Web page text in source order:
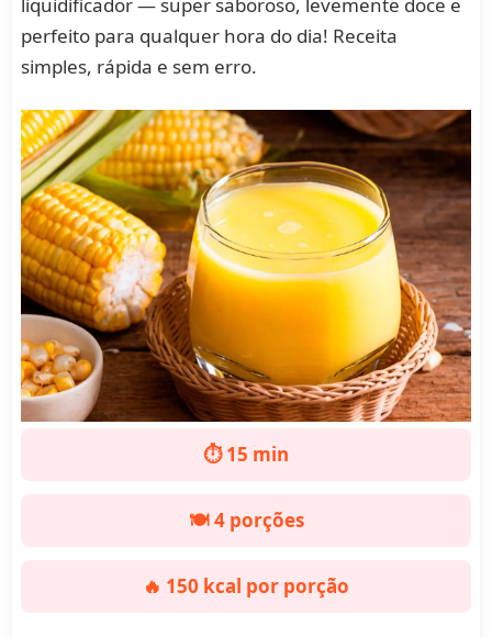
perfeito para qualquer hora do dia! Receita
simples, rápida e sem erro.
⏱️ 15 min
🍽️ 4 porções
🔥 150 kcal por porção